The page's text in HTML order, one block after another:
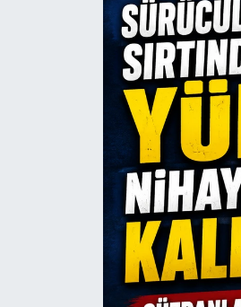
Mektup Galeri
Köşe Yazıları
Karikatür Galeri